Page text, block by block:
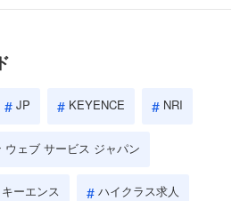
果を具体的に問われるほか、「人間性」も評価
JP KEYENCE NRI
ウェブ サービス ジャパン
キーエンス ハイクラス求人